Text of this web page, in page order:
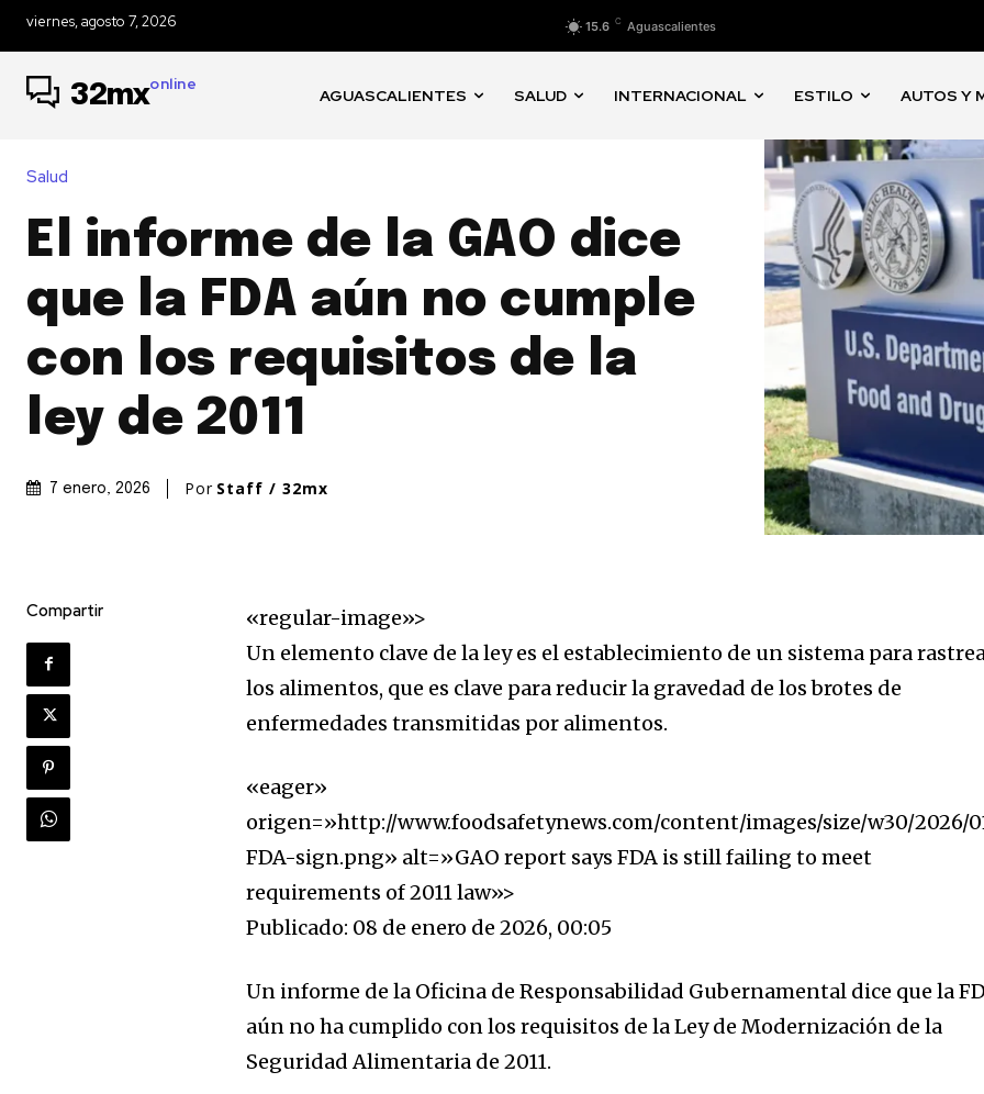
15.6 C Aguascalientes
viernes, agosto 7, 2026
32mxonline
AGUASCALIENTES SALUD INTERNACIONAL ESTILO AUTOS Y
Salud
El informe de la GAO dice
que la FDA aún no cumple
con los requisitos de la
ley de 2011
7 enero, 2026 Por Staff / 32mx
Compartir
«regular-image»>
Un elemento clave de la ley es el establecimiento de un sistema para
los alimentos, que es clave para reducir la gravedad de los brotes de
enfermedades transmitidas por alimentos.
«eager»
origen=»http://www.foodsafetynews.com/content/images/size/w30/2026/
FDA-sign.png» alt=»GAO report says FDA is still failing to meet
requirements of 2011 law»>
Publicado: 08 de enero de 2026, 00:05
Un informe de la Oficina de Responsabilidad Gubernamental dice que la
aún no ha cumplido con los requisitos de la Ley de Modernización de la
Seguridad Alimentaria de 2011.